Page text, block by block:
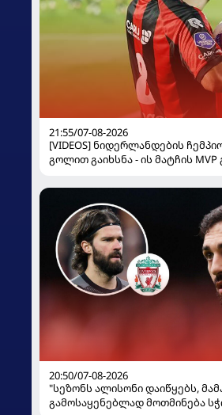
21:55/07-08-2026
[VIDEOS] ნიდერლანდების
გოლით გაიხსნა - ის მატჩის MVP
20:50/07-08-2026
"სეზონს ალისონი დაიწყებს,
გამოსაყენებლად მოთმინება